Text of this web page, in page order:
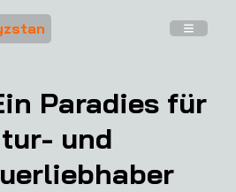
Paradies für
und